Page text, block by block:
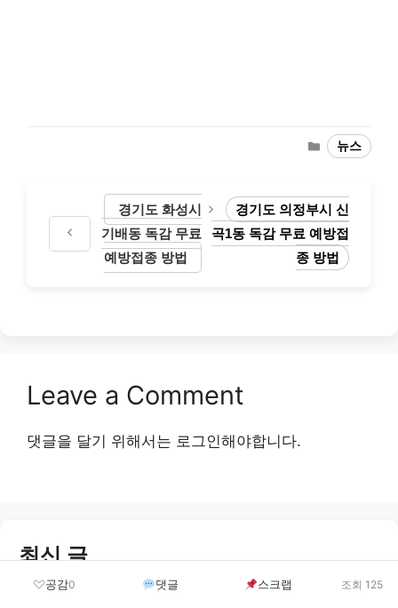
Categories
뉴스
경기도 화성시
기배동 독감 무료
예방접종 방법
경기도 의정부시 신
곡1동 독감 무료 예방접
종 방법
Leave a Comment
댓글을 달기 위해서는 로그인해야합니다.
최신 글
공감0 댓글 스크랩 조회 125